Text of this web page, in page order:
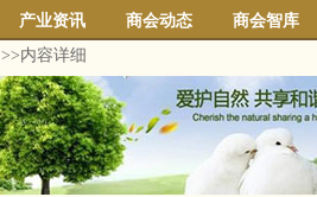
产业资讯 商会动态
商会智库
>>内容详细